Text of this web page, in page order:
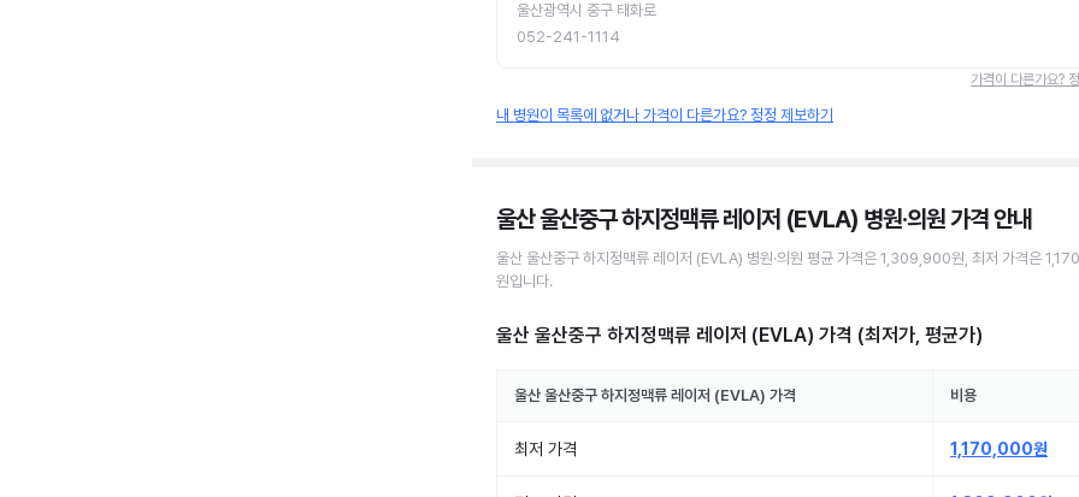
울산광역시 중구 태화로
052-241-1114
가격이 다른가요?
내 병원이 목록에 없거나 가격이 다른가요? 정정 제보하기
울산 울산중구 하지정맥류 레이저 (EVLA) 병원·의원가격 안내
울산 울산중구 하지정맥류 레이저 (EVLA) 병원·의원 평균 가격은 1,309,900원 , 최저 가격은
원입니다.
울산 울산중구 하지정맥류 레이저 (EVLA) 가격 (최저가, 평균가)
울산 울산중구 하지정맥류 레이저 (EVLA) 가격 비용
최저 가격 1,170,000원